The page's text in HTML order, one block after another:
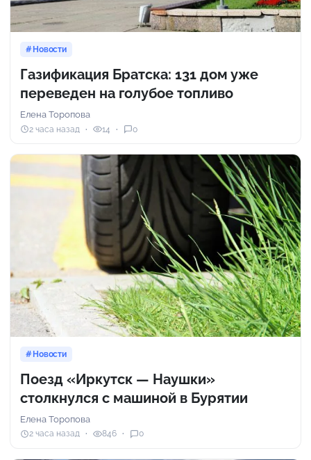
Новости
Газификация Братска: 131 дом уже
переведен на голубое топливо
Елена Торопова
2 часа назад 14 0
Новости
Поезд «Иркутск — Наушки»
столкнулся с машиной в Бурятии
Елена Торопова
2 часа назад 846 0